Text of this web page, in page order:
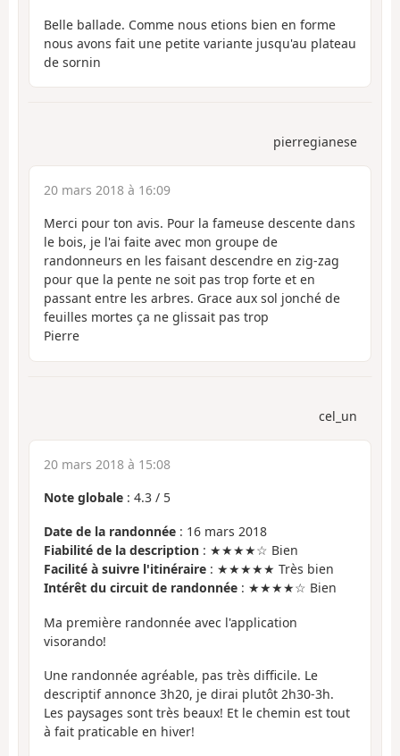
Belle ballade. Comme nous etions bien en forme
nous avons fait une petite variante jusqu'au plateau
de sornin
pierregianese
20 mars 2018 à 16:09
Merci pour ton avis. Pour la fameuse descente dans
le bois, je l'ai faite avec mon groupe de
randonneurs en les faisant descendre en zig-zag
pour que la pente ne soit pas trop forte et en
passant entre les arbres. Grace aux sol jonché de
feuilles mortes ça ne glissait pas trop
Pierre
cel_un
20 mars 2018 à 15:08
Note globale : 4.3 / 5
Date de la randonnée : 16 mars 2018
Fiabilité de la description : ★★★★☆ Bien
Facilité à suivre l'itinéraire : ★★★★★ Très bien
Intérêt du circuit de randonnée : ★★★★☆ Bien
Ma première randonnée avec l'application
visorando!
Une randonnée agréable, pas très difficile. Le
descriptif annonce 3h20, je dirai plutôt 2h30-3h.
Les paysages sont très beaux! Et le chemin est tout
à fait praticable en hiver!